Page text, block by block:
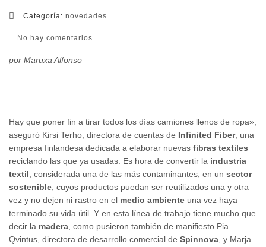
Categoría: novedades
No hay comentarios
por Maruxa Alfonso
Hay que poner fin a tirar todos los días camiones llenos de ropa»,
aseguró Kirsi Terho, directora de cuentas de Infinited Fiber, una
empresa finlandesa dedicada a elaborar nuevas fibras textiles
reciclando las que ya usadas. Es hora de convertir la industria
textil , considerada una de las más contaminantes, en un sector
sostenible , cuyos productos puedan ser reutilizados una y otra
vez y no dejen ni rastro en el medio ambiente una vez haya
terminado su vida útil. Y en esta línea de trabajo tiene mucho que
decir la madera , como pusieron también de manifiesto Pia
Qvintus, directora de desarrollo comercial de Spinnova , y Marja